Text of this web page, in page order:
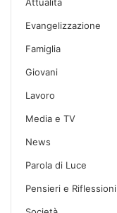
Attualità
Evangelizzazione
Famiglia
Giovani
Lavoro
Media e TV
News
Parola di Luce
Pensieri e Riflessioni